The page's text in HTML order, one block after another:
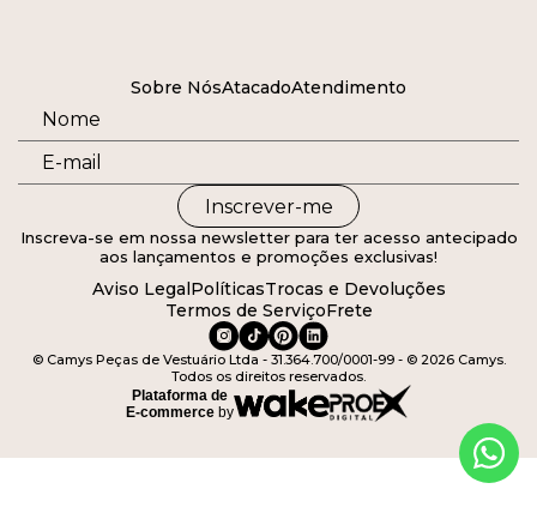
Sobre NósAtacadoAtendimento
Inscrever-me
Inscreva-se em nossa newsletter para ter acesso antecipado
aos lançamentos e promoções exclusivas!
Aviso LegalPolíticasTrocas e Devoluções
Termos de ServiçoFrete
© Camys Peças de Vestuário Ltda - 31.364.700/0001-99 - © 2026 Camys.
Todos os direitos reservados.
Plataforma de
E-commerce by